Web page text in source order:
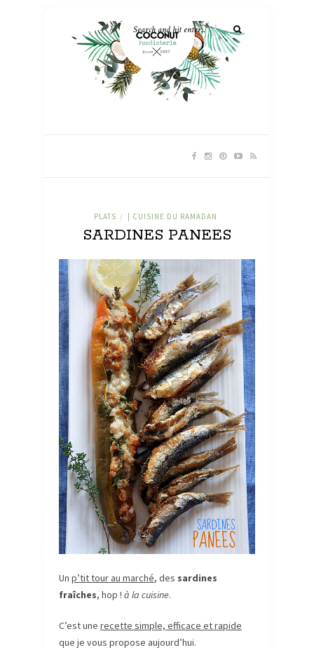
PLATS / | CUISINE DU RAMADAN
SARDINES PANEES
Un p’tit tour au marché, des sardines
fraîches, hop ! à la cuisine.
C’est une recette simple, efficace et rapide
que je vous propose aujourd’hui.